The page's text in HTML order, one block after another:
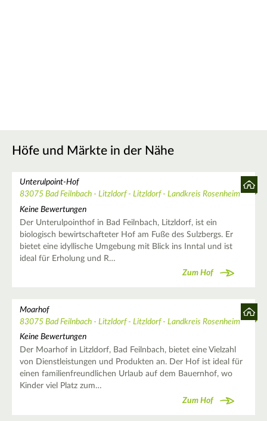
Höfe und Märkte in der Nähe
Unterulpoint-Hof
83075 Bad Feilnbach - Litzldorf - Litzldorf - Landkreis Rosenheim
Keine Bewertungen
Der Unterulpointhof in Bad Feilnbach, Litzldorf, ist ein
biologisch bewirtschafteter Hof am Fuße des Sulzbergs. Er
bietet eine idyllische Umgebung mit Blick ins Inntal und ist
ideal für Erholung und R…
Zum Hof
Moarhof
83075 Bad Feilnbach - Litzldorf - Litzldorf - Landkreis Rosenheim
Keine Bewertungen
Der Moarhof in Litzldorf, Bad Feilnbach, bietet eine Vielzahl
von Dienstleistungen und Produkten an. Der Hof ist ideal für
einen familienfreundlichen Urlaub auf dem Bauernhof, wo
Kinder viel Platz zum…
Zum Hof